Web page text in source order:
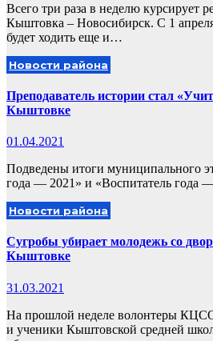
Всего три раза в неделю курсирует
Кыштовка – Новосибирск. С 1
будет ходить еще и…
Новости района
Преподаватель истории стал
Кыштовке
01.04.2021
Подведены итоги муниципального
года — 2021» и «Воспитатель года
Новости района
Сугробы убирает молодежь со
Кыштовке
31.03.2021
На прошлой неделе волонтеры
и ученики Кыштовской средней